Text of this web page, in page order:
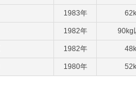
1983年
1982年 90kg
1982年
1980年